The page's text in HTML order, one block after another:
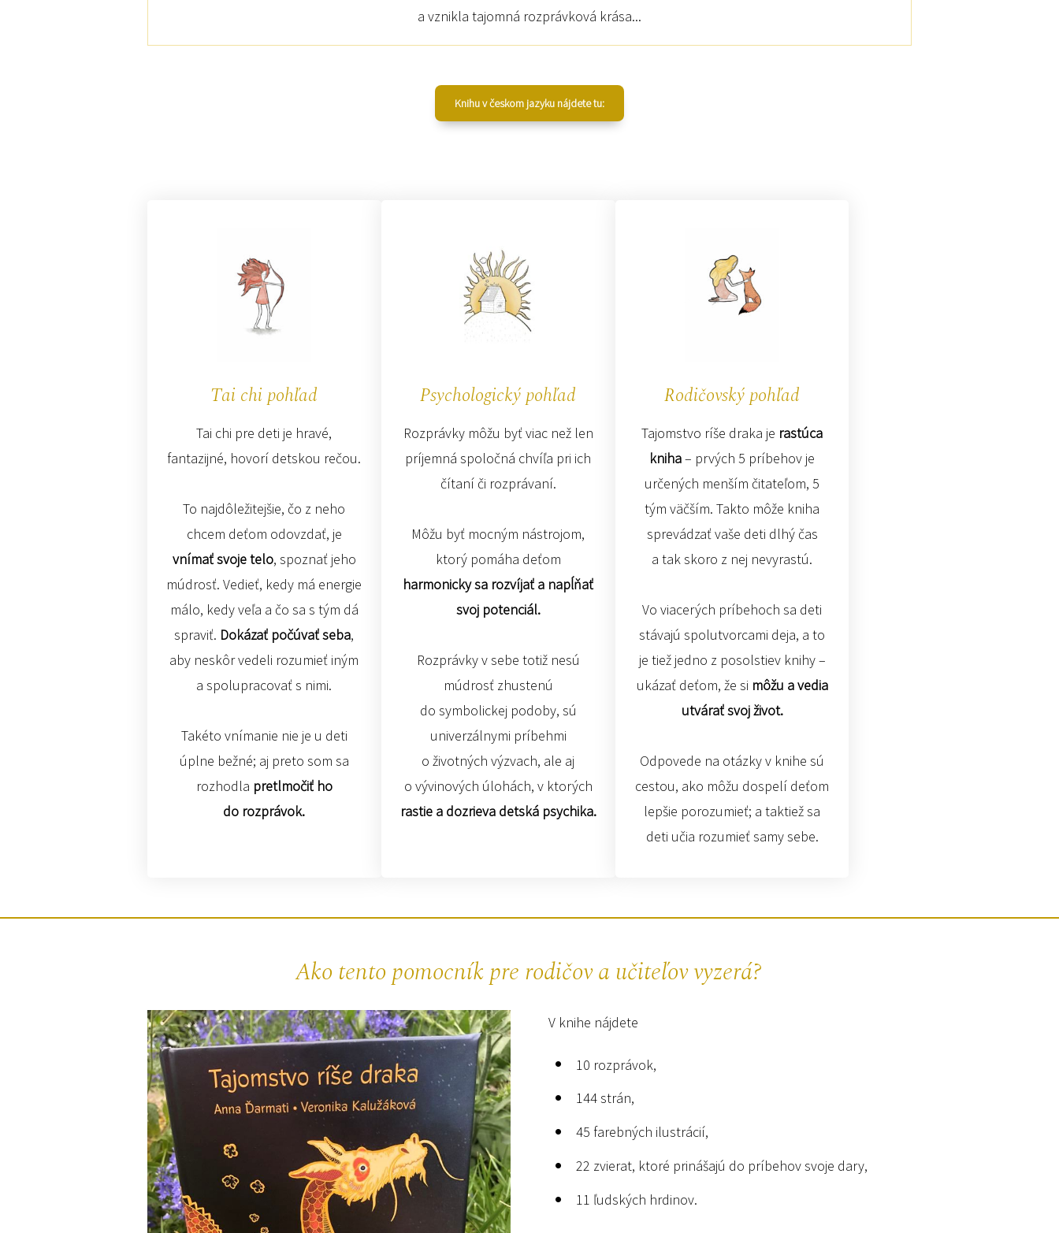
a vznikla tajomná rozprávková krása...
Knihu v českom jazyku nájdete tu:
Tai chi pohľad
Tai chi pre deti je hravé,
fantazijné, hovorí detskou rečou.
To najdôležitejšie, čo z neho
chcem deťom odovzdať, je
vnímať svoje telo, spoznať jeho
múdrosť. Vedieť, kedy má energie
málo, kedy veľa a čo sa s tým dá
spraviť. Dokázať počúvať seba,
aby neskôr vedeli rozumieť iným
a spolupracovať s nimi.
Takéto vnímanie nie je u deti
úplne bežné; aj preto som sa
rozhodla pretlmočiť ho
do rozprávok.
Psychologický pohľad
Rozprávky môžu byť viac než len
príjemná spoločná chvíľa pri ich
čítaní či rozprávaní.
Môžu byť mocným nástrojom,
ktorý pomáha deťom
harmonicky sa rozvíjať a napĺňať
svoj potenciál.
Rozprávky v sebe totiž nesú
múdrosť zhustenú
do symbolickej podoby, sú
univerzálnymi príbehmi
o životných výzvach, ale aj
o vývinových úlohách, v ktorých
rastie a dozrieva detská psychika.
Rodičovský pohľad
Tajomstvo ríše draka je rastúca
kniha– prvých 5 príbehov je
určených menším čitateľom, 5
tým väčším. Takto môže kniha
sprevádzať vaše deti dlhý čas
a tak skoro z nej nevyrastú.
Vo viacerých príbehoch sa deti
stávajú spolutvorcami deja, a to
je tiež jedno z posolstiev knihy –
ukázať deťom, že si môžu a vedia
utvárať svoj život.
Odpovede na otázky v knihe sú
cestou, ako môžu dospelí deťom
lepšie porozumieť; a taktiež sa
deti učia rozumieť samy sebe.
Ako tento pomocník pre rodičov a učiteľov vyzerá?
V knihe nájdete
10 rozprávok,
144 strán,
45 farebných ilustrácií,
22 zvierat, ktoré prinášajú do príbehov svoje dary,
11 ľudských hrdinov.